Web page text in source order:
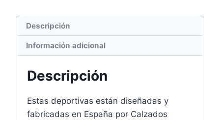
Descripción
Información adicional
Descripción
Estas deportivas están diseñadas y
fabricadas en España por Calzados